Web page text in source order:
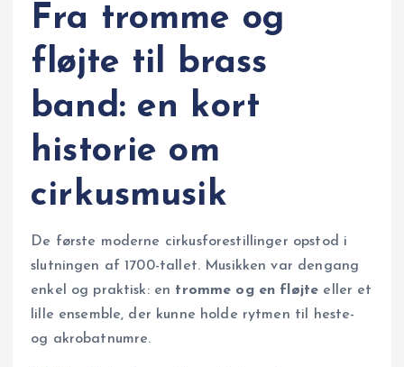
Fra tromme og
fløjte til brass
band: en kort
historie om
cirkusmusik
De første moderne cirkusforestillinger opstod i
slutningen af 1700-tallet. Musikken var dengang
enkel og praktisk: en tromme og en fløjte eller et
lille ensemble, der kunne holde rytmen til heste-
og akrobatnumre.